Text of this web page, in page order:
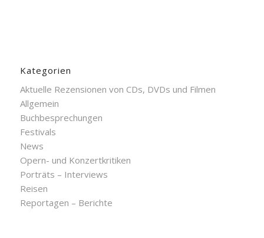
Kategorien
Aktuelle Rezensionen von CDs, DVDs und Filmen
Allgemein
Buchbesprechungen
Festivals
News
Opern- und Konzertkritiken
Porträts – Interviews
Reisen
Reportagen – Berichte